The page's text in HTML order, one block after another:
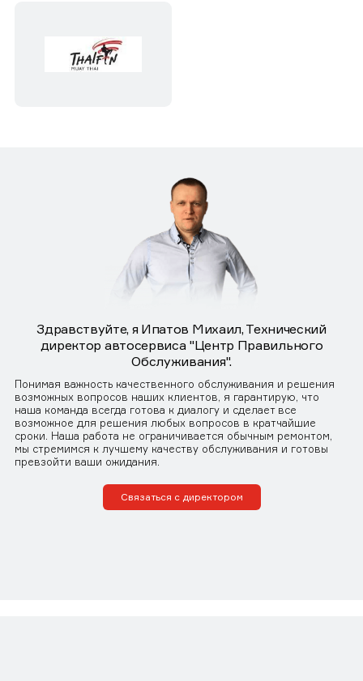
Здравствуйте, я Ипатов Михаил, Технический
директор автосервиса "Центр Правильного
Обслуживания".
Понимая важность качественного обслуживания и решения
возможных вопросов наших клиентов, я гарантирую, что
наша команда всегда готова к диалогу и сделает все
возможное для решения любых вопросов в кратчайшие
сроки. Наша работа не ограничивается обычным ремонтом,
мы стремимся к лучшему качеству обслуживания и готовы
превзойти ваши ожидания.
Связаться с директором